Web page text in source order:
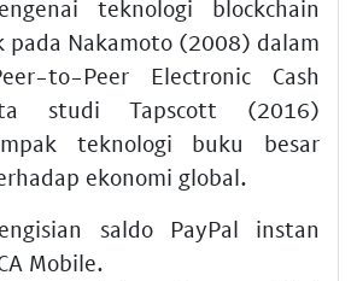
teknologi blockchain
pada Nakamoto (2008) dalam
to-Peer Electronic Cash
studi Tapscott (2016)
teknologi buku besar
ekonomi global.
saldo PayPal instan
Mobile.